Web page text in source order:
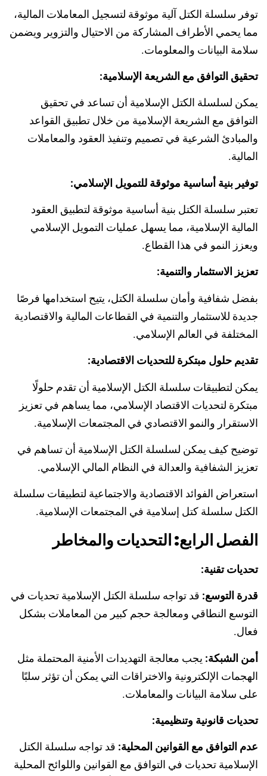
توفر سلسلة الكتل آلية موثوقة لتسجيل المعاملات المالية،
مما يحمي الأطراف المشاركة من الاحتيال والتزوير ويضمن
سلامة البيانات والمعلومات.
تحقيق التوافق مع الشريعة الإسلامية:
يمكن لسلسلة الكتل الإسلامية أن تساعد في تحقيق
التوافق مع الشريعة الإسلامية من خلال تطبيق القواعد
والمبادئ الشرعية في تصميم وتنفيذ العقود والمعاملات
المالية.
توفير بنية أساسية موثوقة للتمويل الإسلامي:
تعتبر سلسلة الكتل بنية أساسية موثوقة لتطبيق العقود
المالية الإسلامية، مما يسهل عمليات التمويل الإسلامي
ويعزز النمو في هذا القطاع.
تعزيز الاستثمار والتنمية:
بفضل شفافية وأمان سلسلة الكتل، يتيح استخدامها فرصًا
جديدة للاستثمار والتنمية في القطاعات المالية والاقتصادية
المختلفة في العالم الإسلامي.
تقديم حلول مبتكرة للتحديات الاقتصادية:
يمكن لتطبيقات سلسلة الكتل الإسلامية أن تقدم حلولًا
مبتكرة لتحديات الاقتصاد الإسلامي، مما يساهم في تعزيز
الاستقرار والنمو الاقتصادي في المجتمعات الإسلامية.
توضيح كيف يمكن لسلسلة الكتل الإسلامية أن تساهم في
تعزيز الشفافية والعدالة في النظام المالي الإسلامي.
استعراض الفوائد الاقتصادية والاجتماعية لتطبيقات سلسلة
الكتل سلسلة كتل إسلامية في المجتمعات الإسلامية.
الفصل الرابع: التحديات والمخاطر
تحديات تقنية:
قدرة التوسع: قد تواجه سلسلة الكتل الإسلامية تحديات في
التوسع النطاقي ومعالجة حجم كبير من المعاملات بشكل
فعال.
أمن الشبكة: يجب معالجة التهديدات الأمنية المحتملة مثل
الهجمات الإلكترونية والاختراقات التي يمكن أن تؤثر سلبًا
على سلامة البيانات والمعاملات.
تحديات قانونية وتنظيمية:
عدم التوافق مع القوانين المحلية: قد تواجه سلسلة الكتل
الإسلامية تحديات في التوافق مع القوانين واللوائح المحلية